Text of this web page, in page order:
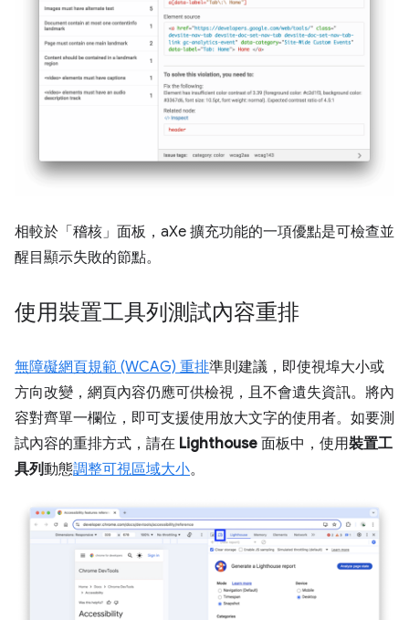
相較於「稽核」 面板，aXe 擴充功能的一項優點是可檢查並
醒目顯示失敗的節點。
使用裝置工具列測試內容重排
無障礙網頁規範 (WCAG) 重排準則建議，即使視埠大小或
方向改變，網頁內容仍應可供檢視，且不會遺失資訊。將內
容對齊單一欄位，即可支援使用放大文字的使用者。如要測
試內容的重排方式，請在 Lighthouse 面板中，使用裝置工
具列動態調整可視區域大小。